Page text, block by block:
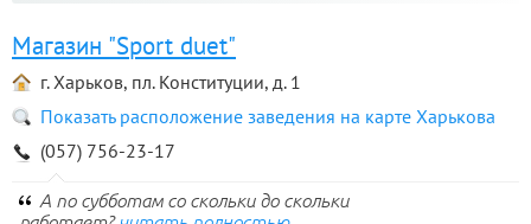
Магазин "Sport duet"
г. Харьков, пл. Конституции, д. 1
Показать расположение заведения на карте Харькова
(057) 756-23-17
А по субботам со скольки до скольки